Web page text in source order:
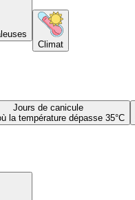
Climat
Jours de canicule
la température dépasse 35°C